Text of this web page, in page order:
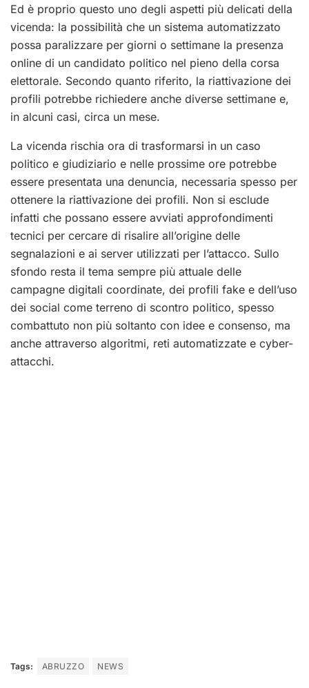
Ed è proprio questo uno degli aspetti più delicati della
vicenda: la possibilità che un sistema automatizzato
possa paralizzare per giorni o settimane la presenza
online di un candidato politico nel pieno della corsa
elettorale. Secondo quanto riferito, la riattivazione dei
profili potrebbe richiedere anche diverse settimane e,
in alcuni casi, circa un mese.
La vicenda rischia ora di trasformarsi in un caso
politico e giudiziario e nelle prossime ore potrebbe
essere presentata una denuncia, necessaria spesso per
ottenere la riattivazione dei profili. Non si esclude
infatti che possano essere avviati approfondimenti
tecnici per cercare di risalire all’origine delle
segnalazioni e ai server utilizzati per l’attacco. Sullo
sfondo resta il tema sempre più attuale delle
campagne digitali coordinate, dei profili fake e dell’uso
dei social come terreno di scontro politico, spesso
combattuto non più soltanto con idee e consenso, ma
anche attraverso algoritmi, reti automatizzate e cyber-
attacchi.
Tags: ABRUZZO NEWS